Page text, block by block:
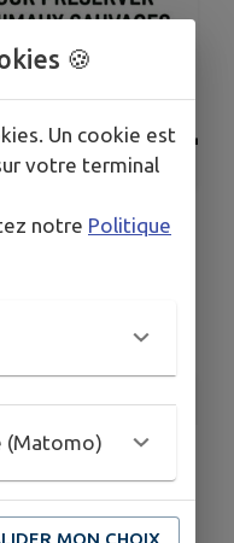
nature
🍪
Un cookie est
votre terminal
notre Politique
(Matomo)
MON CHOIX